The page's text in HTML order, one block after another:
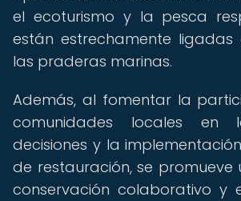
el ecoturismo y la pesca
están estrechamente
las praderas marinas.
Además, al fomentar la
comunidades locales
decisiones y la
de restauración, se promueve
conservación colaborativo y